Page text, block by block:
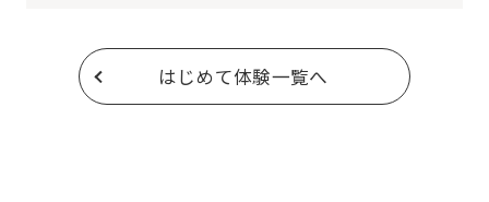
はじめて体験一覧へ